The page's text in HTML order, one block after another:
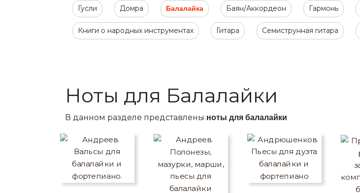
Гусли Домра Балалайка Баян/Аккордеон Гармонь
Книги о народных инструментах Гитара Семиструнная гитара
Ноты для Балалайки
В данном разделе представлены ноты для балалайки